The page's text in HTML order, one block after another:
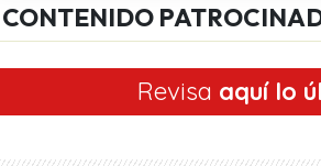
CONTENIDO
Revisa aquí lo